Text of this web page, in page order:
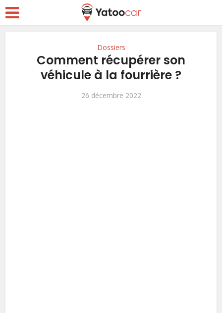
Dossiers
Comment récupérer son
véhicule à la fourrière ?
26 décembre 2022